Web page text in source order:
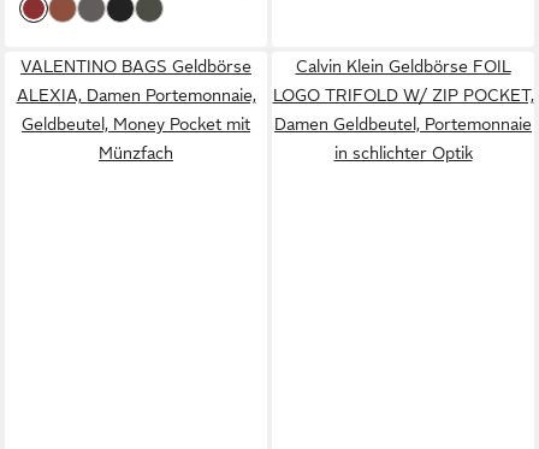
VALENTINO BAGS Geldbörse
ALEXIA, Damen Portemonnaie,
Geldbeutel, Money Pocket mit
Münzfach
Calvin Klein Geldbörse FOIL
LOGO TRIFOLD W/ ZIP POCKET,
Damen Geldbeutel, Portemonnaie
in schlichter Optik